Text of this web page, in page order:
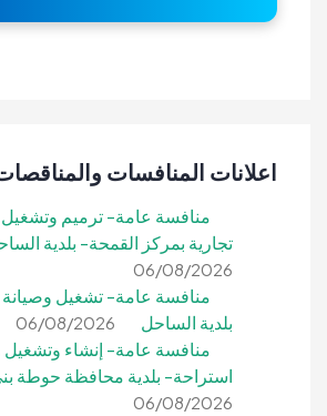
اعلانات المنافسات
منافسة عامة- ترميم
تجارية بمركز القمحة- بلدية
06/08/2026
منافسة عامة- تشغيل
بلدية الساحل
06/08/2026
منافسة عامة- إنشاء وتشغيل
استراحة- بلدية محافظة حوطة
06/08/2026